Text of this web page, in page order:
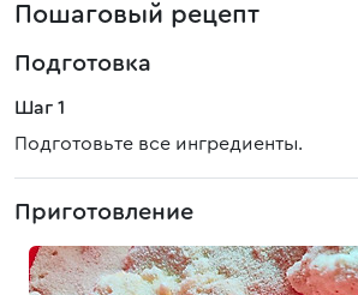
Пошаговый рецепт
Подготовка
Шаг 1
Подготовьте все ингредиенты.
Приготовление